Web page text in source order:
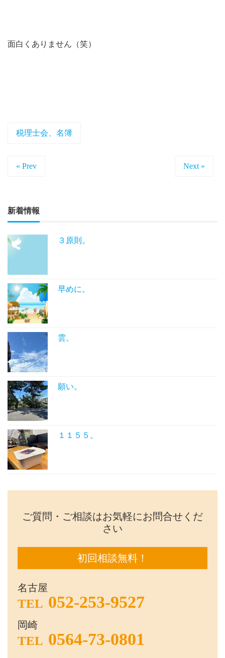
面白くありません（笑）
税理士会、名簿
« Prev Next »
新着情報
３原則。
早めに。
雲。
願い。
１１５５。
ご質問・ご相談はお気軽にお問合せくだ
さい
初回相談無料！
名古屋
TEL 052-253-9527
岡崎
TEL 0564-73-0801